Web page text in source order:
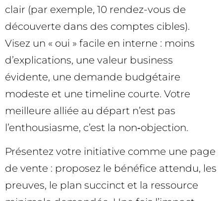
clair (par exemple, 10 rendez-vous de
découverte dans des comptes cibles).
Visez un « oui » facile en interne : moins
d’explications, une valeur business
évidente, une demande budgétaire
modeste et une timeline courte. Votre
meilleure alliée au départ n’est pas
l’enthousiasme, c’est la non‑objection.
Présentez votre initiative comme une page
de vente : proposez le bénéfice attendu, les
preuves, le plan succinct et la ressource